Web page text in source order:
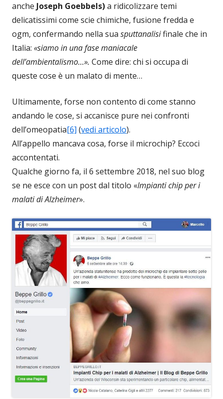
anche Joseph Goebbels)a ridicolizzare temi
delicatissimi come scie chimiche, fusione fredda e
ogm, confermando nella sua sputtanalisifinale che in
Italia: «siamo in una fase maniacale
dell’ambientalismo…». Come dire: chi si occupa di
queste cose è un malato di mente…
Ultimamente, forse non contento di come stanno
andando le cose, si accanisce pure nei confronti
dell’omeopatia[6] (vedi articolo).
All’appello mancava cosa, forse il microchip? Eccoci
accontentati.
Qualche giorno fa, il 6 settembre 2018, nel suo blog
se ne esce con un post dal titolo «Impianti chip per i
malati di Alzheimer».